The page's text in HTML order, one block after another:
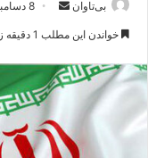
بی‌تاوان
ر
ا
ل
ی
8 دسامبر 2021
خواندن این مطلب 1 دقیقه زمان میبرد